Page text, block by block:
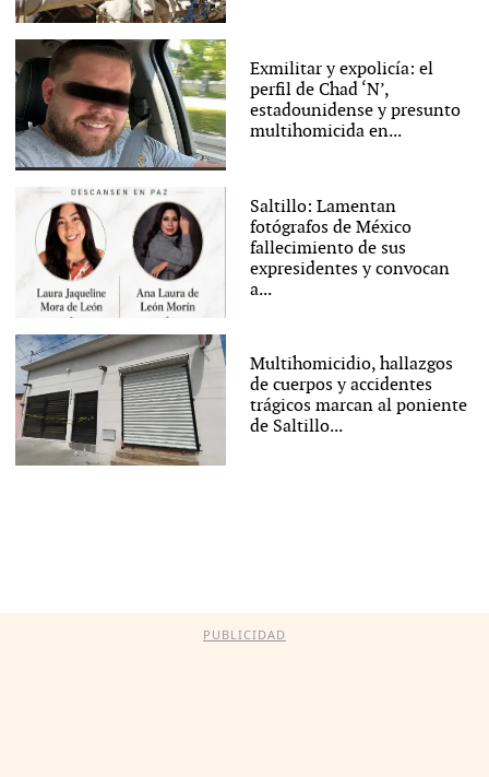
Exmilitar y expolicía: el
perfil de Chad ‘N’,
estadounidense y presunto
multihomicida en...
Saltillo: Lamentan
fotógrafos de México
fallecimiento de sus
expresidentes y convocan
a...
Multihomicidio, hallazgos
de cuerpos y accidentes
trágicos marcan al poniente
de Saltillo...
PUBLICIDAD